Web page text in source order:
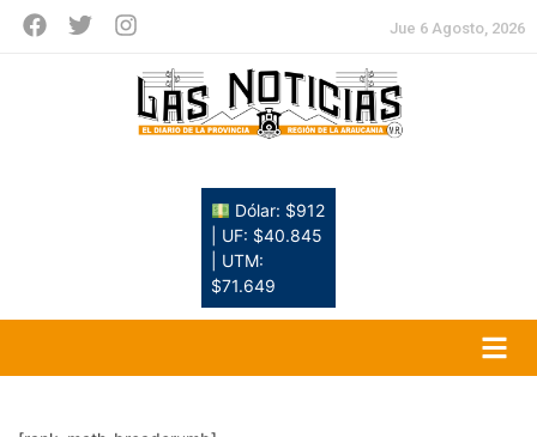
Jue 6 Agosto, 2026
Dólar: $912
| UF: $40.845
| UTM:
$71.649